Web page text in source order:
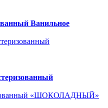
Ванильное